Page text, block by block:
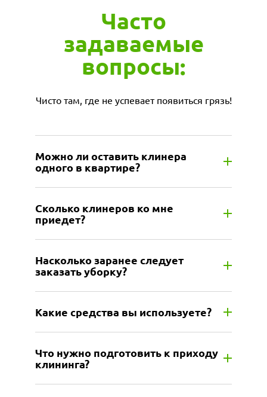
Часто
задаваемые
вопросы:
Чисто там, где не успевает появиться грязь!
Можно ли оставить клинера
одного в квартире?
Сколько клинеров ко мне
приедет?
Насколько заранее следует
заказать уборку?
Какие средства вы используете?
Что нужно подготовить к приходу
клининга?